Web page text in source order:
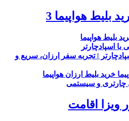
بلیط هواپیما 3
بلیط هواپیما
با اسپادچارتر
| تجربه سفر ارزان، سریع و
خرید بلیط ارزان هواپیما
چارتری و سیستمی
ویزا اقامت